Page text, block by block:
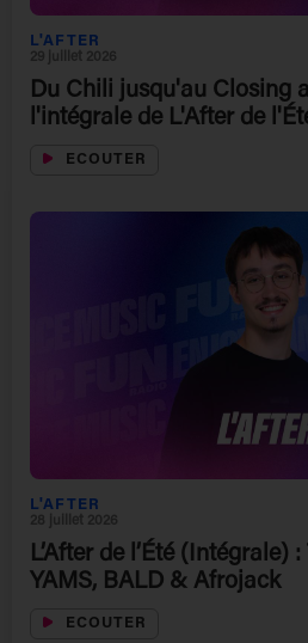
L'AFTER
29 juillet 2026
Du Chili jusqu'au Closing
l'intégrale de L'After de
ECOUTER
L'AFTER
28 juillet 2026
L’After de l’Été (Intégrale)
YAMS, BALD & Afrojack
ECOUTER